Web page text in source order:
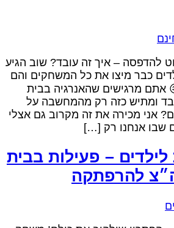
– איך זה עובד? שוב הגיע
כבר מיצו את כל המשחקים והם
מרגישים שהאנרגיה בבית
ומתיש כזה רק מהמחשבה על
אני מכירה את זה מקרוב גם אצלי
אנחנו רק […]
– פעילות בבית
להרפתקה